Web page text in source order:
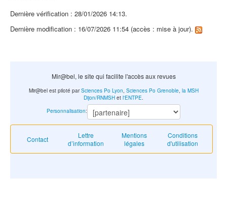
Dernière vérification : 28/01/2026 14:13.
Dernière modification : 16/07/2026 11:54 (accès : mise à jour).
Mir@bel, le site qui facilite l'accès aux revues
Contact
Lettre
d’information
Mentions
légales
Conditions
d'utilisation
Mir@bel est piloté parSciences Po Lyon Sciences Po Grenoble, la MSH
Dijon/RNMSH et l'ENTPE
Personnalisation: